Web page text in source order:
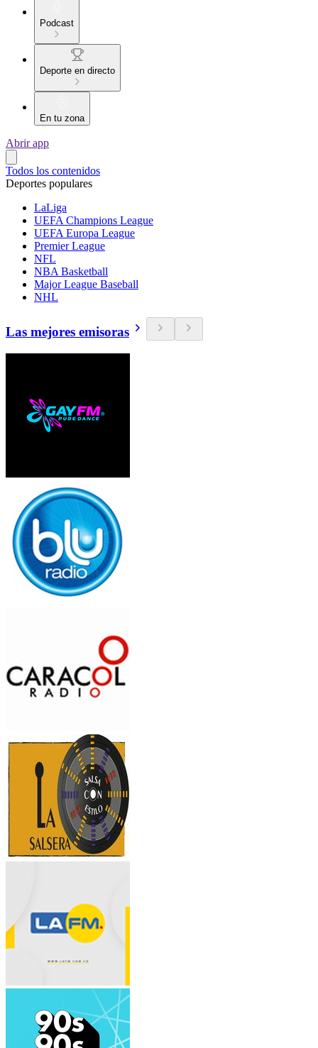
Podcast
Deporte en directo
En tu zona
Abrir app
Todos los contenidos
Deportes populares
LaLiga
UEFA Champions League
UEFA Europa League
Premier League
NFL
NBA Basketball
Major League Baseball
NHL
Las mejores emisoras